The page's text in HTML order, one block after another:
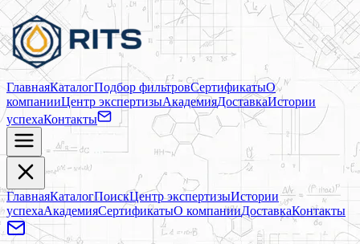
ГлавнаяКаталогПодбор фильтровСертификатыО
компанииЦентр экспертизыАкадемияДоставкаИстории
успехаКонтакты
ГлавнаяКаталогПоискЦентр экспертизыИстории
успехаАкадемияСертификатыО компанииДоставкаКонтакты